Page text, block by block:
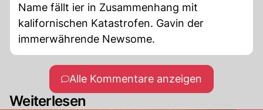
Name fällt ier in Zusammenhang mit
kalifornischen Katastrofen. Gavin der
immerwährende Newsome.
Alle Kommentare anzeigen
Weiterlesen